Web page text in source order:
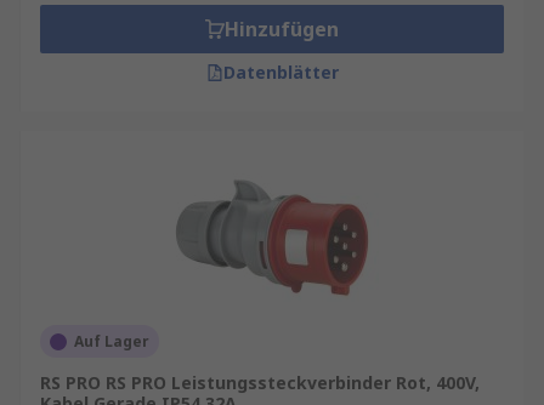
Hinzufügen
Datenblätter
Auf Lager
RS PRO RS PRO Leistungssteckverbinder Rot, 400V,